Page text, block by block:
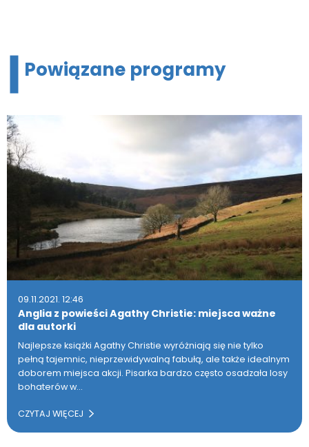
Powiązane programy
09.11.2021. 12:46
Anglia z powieści Agathy Christie: miejsca ważne
dla autorki
Najlepsze książki Agathy Christie wyróżniają się nie tylko
pełną tajemnic, nieprzewidywalną fabułą, ale także idealnym
doborem miejsca akcji. Pisarka bardzo często osadzała losy
bohaterów w…
CZYTAJ WIĘCEJ